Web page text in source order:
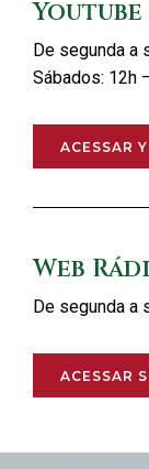
Youtube
De segunda
Sábados: 12h
ACESSAR
Web
De segunda a
ACESSAR